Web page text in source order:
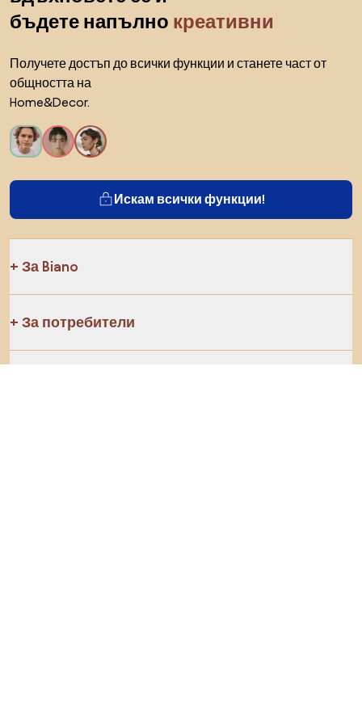
бъдете напълно креативни
Получете достъп до всички функции и станете част от
общността на
Home&Decor.
Искам всички функции!
За Biano
За потребители